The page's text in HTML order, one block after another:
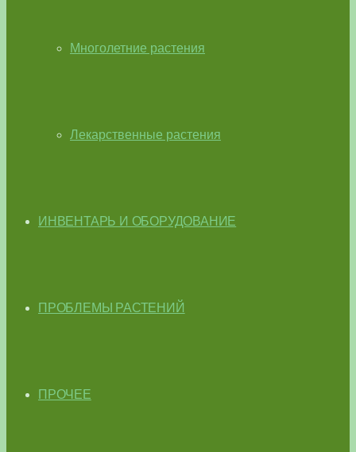
Многолетние растения
Лекарственные растения
ИНВЕНТАРЬ И ОБОРУДОВАНИЕ
ПРОБЛЕМЫ РАСТЕНИЙ
ПРОЧЕЕ